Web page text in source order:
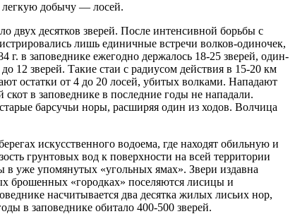
легкую добычу — лосей.
десятков зверей. После интенсивной борьбы с
лишь единичные встречи волков-одиночек,
г. в заповеднике ежегодно держалось 18-25 зверей, один-
12 зверей. Такие стаи с радиусом действия в 15-20 км
остатки от 4 до 20 лосей, убитых волками. Нападают
в заповеднике в последние годы не нападали.
барсучьи норы, расширяя один из ходов. Волчица
искусственного водоема, где находят обильную и
грунтовых вод к поверхности на всей территории
в уже упомянутых «угольных ямах». Звери издавна
брошенных «городках» поселяются лисицы и
насчитывается два десятка жилых лисьих нор,
в заповеднике обитало 400-500 зверей.